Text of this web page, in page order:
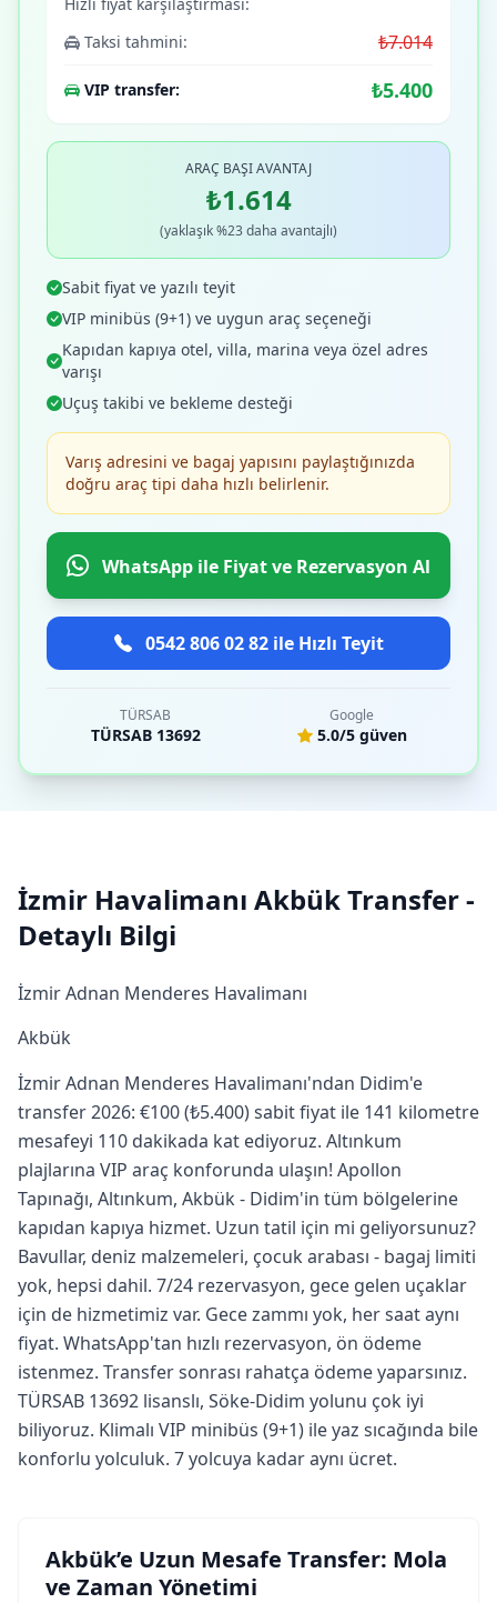
Taksi tahmini:
₺7.014
VIP transfer: ₺5.400
ARAÇ BAŞI AVANTAJ
₺1.614
(yaklaşık %23 daha avantajlı)
Sabit fiyat ve yazılı teyit
VIP minibüs (9+1) ve uygun araç seçeneği
Kapıdan kapıya otel, villa, marina veya özel adres
varışı
Uçuş takibi ve bekleme desteği
Varış adresini ve bagaj yapısını paylaştığınızda
doğru araç tipi daha hızlı belirlenir.
WhatsApp ile Fiyat ve Rezervasyon Al
0542 806 02 82 ile Hızlı Teyit
TÜRSAB
TÜRSAB 13692
Google
5.0/5 güven
İzmir Havalimanı Akbük Transfer -
Detaylı Bilgi
İzmir Adnan Menderes Havalimanı
Akbük
İzmir Adnan Menderes Havalimanı'ndan Didim'e
transfer 2026: €100 (₺5.400) sabit fiyat ile 141 kilometre
mesafeyi 110 dakikada kat ediyoruz. Altınkum
plajlarına VIP araç konforunda ulaşın! Apollon
Tapınağı, Altınkum, Akbük - Didim'in tüm bölgelerine
kapıdan kapıya hizmet. Uzun tatil için mi geliyorsunuz?
Bavullar, deniz malzemeleri, çocuk arabası - bagaj limiti
yok, hepsi dahil. 7/24 rezervasyon, gece gelen uçaklar
için de hizmetimiz var. Gece zammı yok, her saat aynı
fiyat. WhatsApp'tan hızlı rezervasyon, ön ödeme
istenmez. Transfer sonrası rahatça ödeme yaparsınız.
TÜRSAB 13692 lisanslı, Söke-Didim yolunu çok iyi
biliyoruz. Klimalı VIP minibüs (9+1) ile yaz sıcağında bile
konforlu yolculuk. 7 yolcuya kadar aynı ücret.
Akbük’e Uzun Mesafe Transfer: Mola
ve Zaman Yönetimi